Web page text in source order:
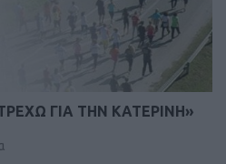
ΓΙΑ ΤΗΝ ΚΑΤΕΡΙΝΗ»